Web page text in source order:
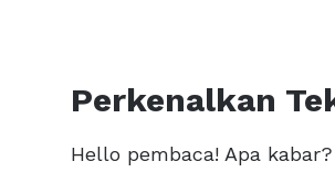
Perkenalkan
Hello pembaca! Apa